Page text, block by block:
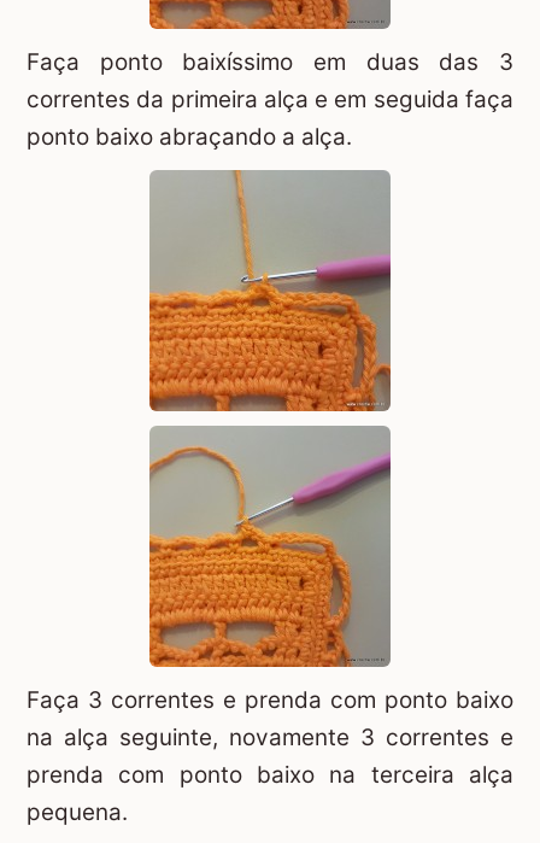
Faça ponto baixíssimo em duas das 3
correntes da primeira alça e em seguida faça
ponto baixo abraçando a alça.
Faça 3 correntes e prenda com ponto baixo
na alça seguinte, novamente 3 correntes e
prenda com ponto baixo na terceira alça
pequena.